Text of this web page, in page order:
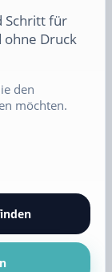
Schritt für
ohne Druck
den
möchten.